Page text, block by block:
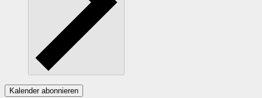
Kalender abonnieren